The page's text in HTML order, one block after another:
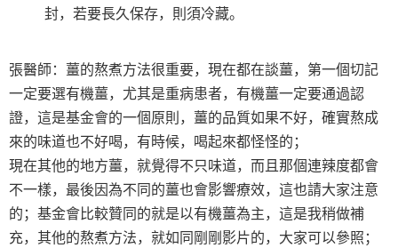
封，若要長久保存，則須冷藏。
張醫師：薑的熬煮方法很重要，現在都在談薑，第一個切記
一定要選有機薑，尤其是重病患者，有機薑一定要通過認
證，這是基金會的一個原則，薑的品質如果不好，確實熬成
來的味道也不好喝，有時候，喝起來都怪怪的；
現在其他的地方薑，就覺得不只味道，而且那個連辣度都會
不一樣，最後因為不同的薑也會影響療效，這也請大家注意
的；基金會比較贊同的就是以有機薑為主，這是我稍做補
充，其他的熬煮方法，就如同剛剛影片的，大家可以參照；